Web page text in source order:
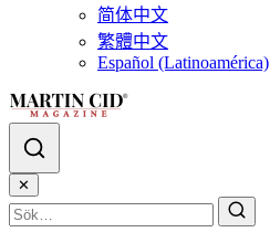
简体中文
繁體中文
Español (Latinoamérica)
✕